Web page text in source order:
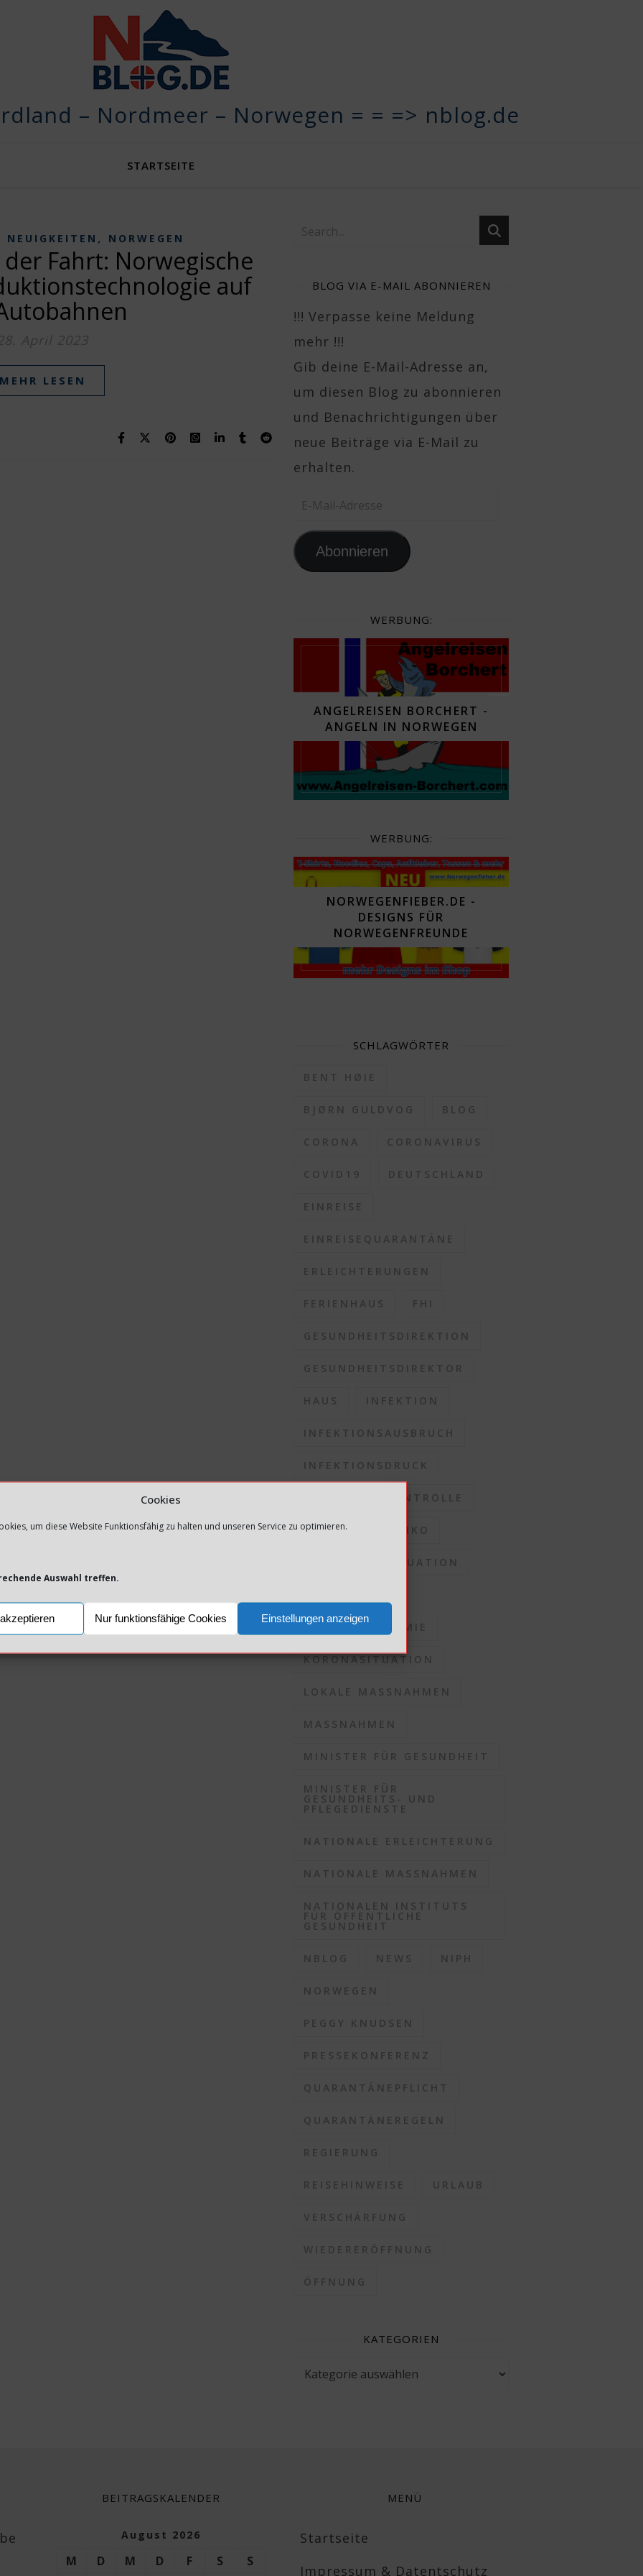
Cookies
um diese Website Funktionsfähig zu halten und unseren Service zu optimieren.
Auswahl treffen.
Nur funktionsfähige Cookies Einstellungen anzeigen
– Nordmeer – Norwegen = = => nblog.de
STARTSEITE
NEUIGKEITEN , NORWEGEN
Fahrt: Norwegische
auf
April 2023
MEHR LESEN
BLOG VIA E-MAIL ABONNIEREN
!!! Verpasse keine Meldung
mehr !!!
Gib deine E-Mail-Adresse an,
um diesen Blog zu abonnieren
und Benachrichtigungen über
neue Beiträge via E-Mail zu
erhalten.
E-Mail-Adresse
Abonnieren
WERBUNG:
ANGELREISEN BORCHERT -
ANGELN IN NORWEGEN
WERBUNG:
NORWEGENFIEBER.DE -
DESIGNS FÜR
NORWEGENFREUNDE
SCHLAGWÖRTER
BENT HØIE
BJØRN GULDVOG BLOG
CORONA CORONAVIRUS
COVID19 DEUTSCHLAND
EINREISE
EINREISEQUARANTÄNE
ERLEICHTERUNGEN
FERIENHAUS FHI
GESUNDHEITSDIREKTION
GESUNDHEITSDIREKTOR
HAUS INFEKTION
INFEKTIONSAUSBRUCH
INFEKTIONSDRUCK
INFEKTIONSKONTROLLE
INFEKTIONSRISIKO
INFEKTIONSSITUATION
KORONAPANDEMIE
KORONASITUATION
LOKALE MASSNAHMEN
MASSNAHMEN
MINISTER FÜR GESUNDHEIT
MINISTER FÜR
GESUNDHEITS- UND
PFLEGEDIENSTE
NATIONALE ERLEICHTERUNG
NATIONALE MASSNAHMEN
NATIONALEN INSTITUTS
FÜR ÖFFENTLICHE
GESUNDHEIT
NBLOG NEWS NIPH
NORWEGEN
PEGGY KNUDSEN
PRESSEKONFERENZ
QUARANTÄNEPFLICHT
QUARANTÄNEREGELN
REGIERUNG
REISEHINWEISE URLAUB
VERSCHÄRFUNG
WIEDERERÖFFNUNG
ÖFFNUNG
KATEGORIEN
BEITRAGSKALENDER
August 2026
M D M D F S S
MENÜ
Startseite
Impressum & Datentschutz